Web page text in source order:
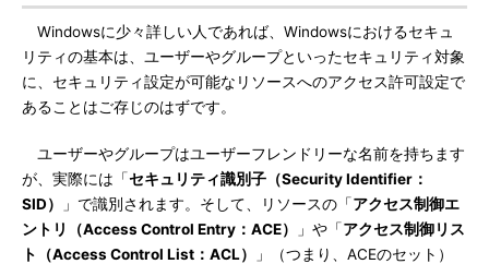
Windowsに少々詳しい人であれば、Windowsにおけるセキュ
リティの基本は、ユーザーやグループといったセキュリティ対象
に、セキュリティ設定が可能なリソースへのアクセス許可設定で
あることはご存じのはずです。
ユーザーやグループはユーザーフレンドリーな名前を持ちます
が、実際には「セキュリティ識別子（Security Identifier：
SID）
」で識別されます。そして、リソースの「アクセス制御エ
ントリ（Access Control Entry：ACE）
」や「アクセス制御リス
ト（Access Control List：ACL）
」（つまり、ACEのセット）